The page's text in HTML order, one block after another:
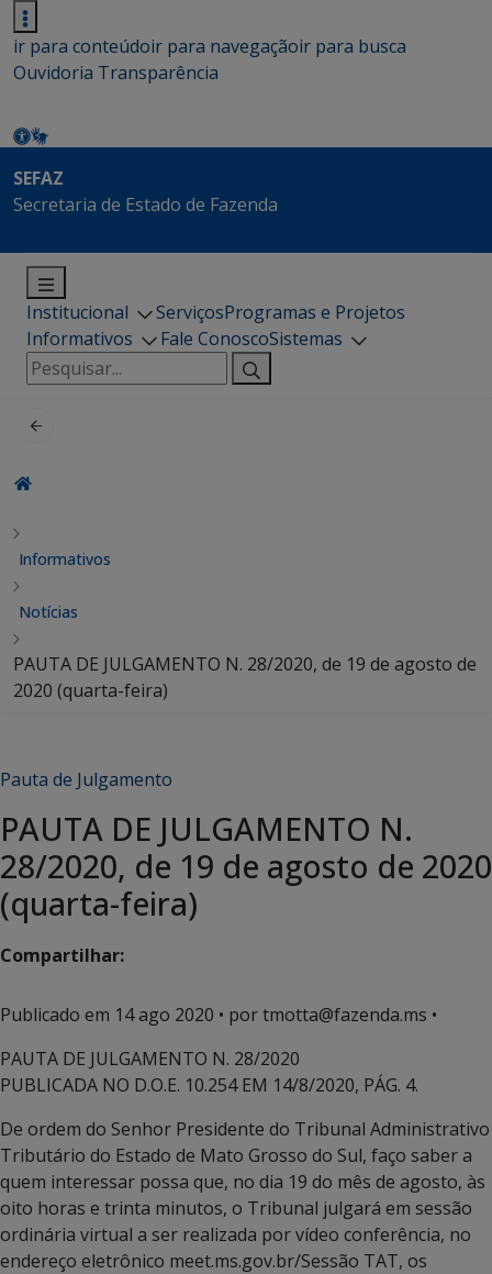
ir para conteúdoir para navegaçãoir para busca
Ouvidoria Transparência
SEFAZ
Secretaria de Estado de Fazenda
Institucional ServiçosProgramas e Projetos
Informativos
Fale ConoscoSistemas
Pesquisar
por:
Informativos
Notícias
PAUTA DE JULGAMENTO N. 28/2020, de 19 de agosto de
2020 (quarta-feira)
Pauta de Julgamento
PAUTA DE JULGAMENTO N.
28/2020, de 19 de agosto de 2020
(quarta-feira)
Compartilhar:
Publicado em 14 ago 2020 • por tmotta@fazenda.ms •
PAUTA DE JULGAMENTO N. 28/2020
PUBLICADA NO D.O.E. 10.254 EM 14/8/2020, PÁG. 4.
De ordem do Senhor Presidente do Tribunal Administrativo
Tributário do Estado de Mato Grosso do Sul, faço saber a
quem interessar possa que, no dia 19 do mês de agosto, às
oito horas e trinta minutos, o Tribunal julgará em sessão
ordinária virtual a ser realizada por vídeo conferência, no
endereço eletrônico meet.ms.gov.br/Sessão TAT, os